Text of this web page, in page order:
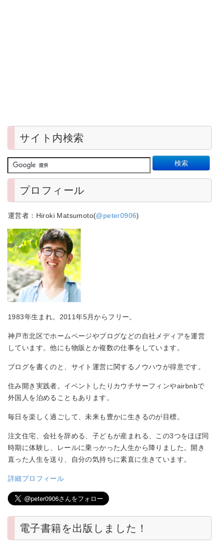
サイト内検索
プロフィール
運営者：Hiroki Matsumoto(@peter0906)
1983年生まれ。2011年5月からフリー。
神戸市北区でホームページやブログなどの自社メディアを運営
しています。他にも物販とか複数の仕事をしています。
ブログを書くのと、サイト運営に関するノウハウが得意です。
住み開き実践者。イベントしたりカウチサーフィンやairbnbで
外国人を泊めることもあります。
毎日を楽しく過ごして、未来も豊かに生きるのが目標。
注文住宅、会社を辞める、子どもが産まれる、この3つをほぼ同
時期に体験し、レールに乗っかった人生から降りました。開き
直った人生を送り、自分の気持ちに素直に生きています。
詳細プロフィール
電子書籍を出版しました！